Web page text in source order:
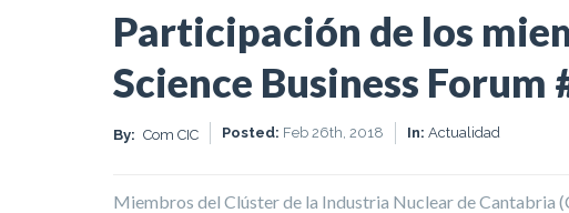
Participación de los
Science Business Forum
By: Com CIC Posted: Feb 26th, 2018 In: Actualidad
Miembros del Clúster de la Industria Nuclear de Cantabria